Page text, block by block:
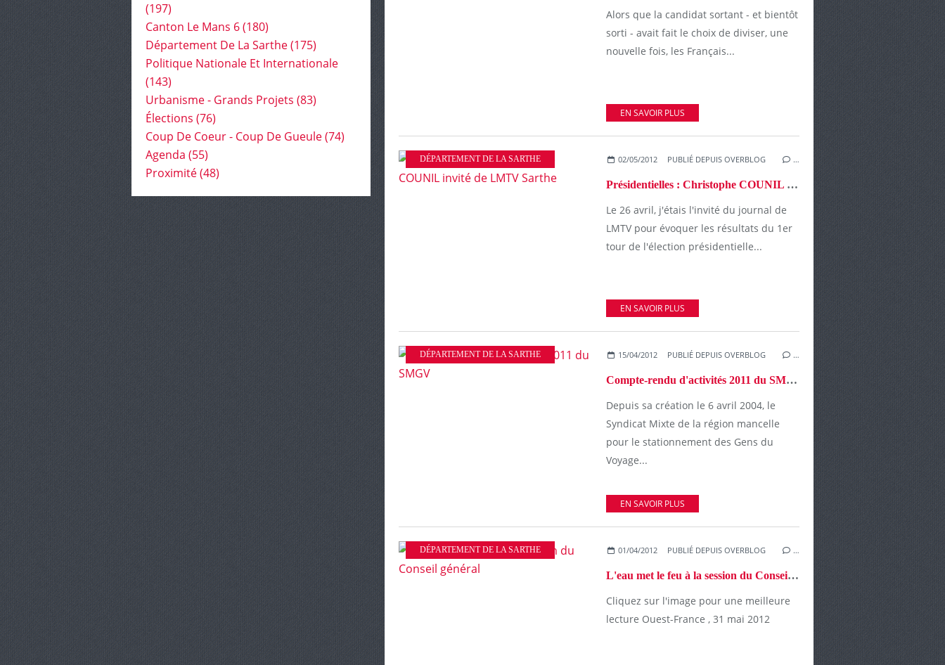
Alors que la candidat sortant - et bientôt
sorti - avait fait le choix de diviser, une
nouvelle fois, les Français...
EN SAVOIR PLUS
DÉPARTEMENT DE LA SARTHE 02/05/2012 PUBLIÉ DEPUIS OVERBLOG …
Présidentielles : Christophe COUNIL invité de LMTV Sarthe
Le 26 avril, j'étais l'invité du journal de
LMTV pour évoquer les résultats du 1er
tour de l'élection présidentielle...
EN SAVOIR PLUS
DÉPARTEMENT DE LA SARTHE 15/04/2012 PUBLIÉ DEPUIS OVERBLOG …
Compte-rendu d'activités 2011 du SMGV
Depuis sa création le 6 avril 2004, le
Syndicat Mixte de la région mancelle
pour le stationnement des Gens du
Voyage...
EN SAVOIR PLUS
DÉPARTEMENT DE LA SARTHE 01/04/2012 PUBLIÉ DEPUIS OVERBLOG …
L'eau met le feu à la session du Conseil général
Cliquez sur l'image pour une meilleure
lecture Ouest-France , 31 mai 2012
(197)
Canton Le Mans 6(180)
Département De La Sarthe(175)
Politique Nationale Et Internationale
(143)
Urbanisme - Grands Projets (83)
Élections (76)
Coup De Coeur - Coup De Gueule(74)
Agenda (55)
Proximité(48)